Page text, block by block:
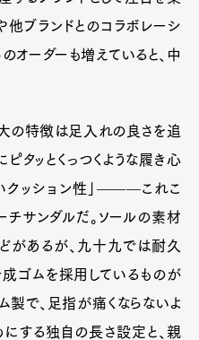
他ブランドとのコラボレーシ
オーダーも増えていると、中
の特徴は足入れの良さを追
タッとくっつくような履き心
クッション性」———これこ
サンダルだ。ソールの素材
があるが、九十九では耐久
ゴムを採用しているものが
製で、足指が痛くならないよ
する独自の長さ設定と、親